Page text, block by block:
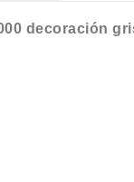
decoración